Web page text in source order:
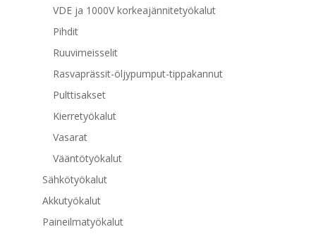
VDE ja 1000V korkeajännitetyökalut
Pihdit
Ruuvimeisselit
Rasvaprässit-öljypumput-tippakannut
Pulttisakset
Kierretyökalut
Vasarat
Vääntötyökalut
Sähkötyökalut
Akkutyökalut
Paineilmatyökalut